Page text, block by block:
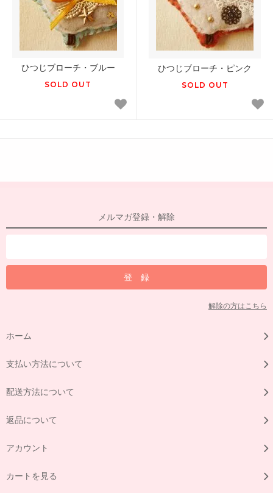
ひつじブローチ・ブルー
SOLD OUT
ひつじブローチ・ピンク
SOLD OUT
メルマガ登録・解除
解除の方はこちら
ホーム
支払い方法について
配送方法について
返品について
アカウント
カートを見る